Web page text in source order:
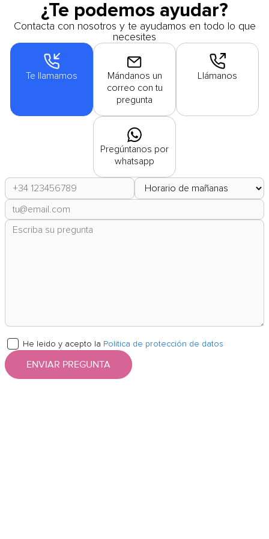
¿Te podemos ayudar?
Contacta con nosotros y te ayudamos en todo lo que
necesites
Te llamamos
Mándanos un
correo con tu
pregunta
Llámanos
Pregúntanos por
whatsapp
He leido y acepto la Politica de protección de datos
ENVIAR PREGUNTA